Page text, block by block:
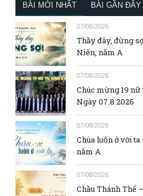
BÀI MỚI NHẤT BÀI GẦN ĐÂY
07/08/2026
Thầy đây, đừng
Niên, năm A
07/08/2026
Chúc mừng 19
Ngày 07.8.2026
07/08/2026
Chúa luôn ở với
năm A
07/08/2026
Chầu Thánh Thể